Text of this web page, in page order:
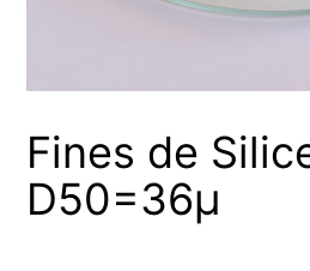
Fines de
D50=36µ